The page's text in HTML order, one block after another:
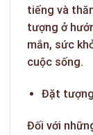
tiếng và
tượng ở
mắn, sức
cuộc sống.
Đặt
Đối với